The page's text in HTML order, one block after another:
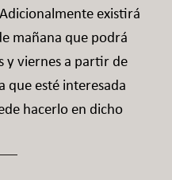
existirá
mañana que podrá
y viernes a partir de
que esté interesada
hacerlo en dicho